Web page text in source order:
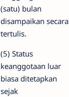
(satu) bulan
disampaikan secara
tertulis.
(5) Status
keanggotaan luar
biasa ditetapkan
sejak